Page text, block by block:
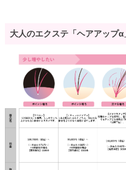
大人のエクステ「ヘアアップ